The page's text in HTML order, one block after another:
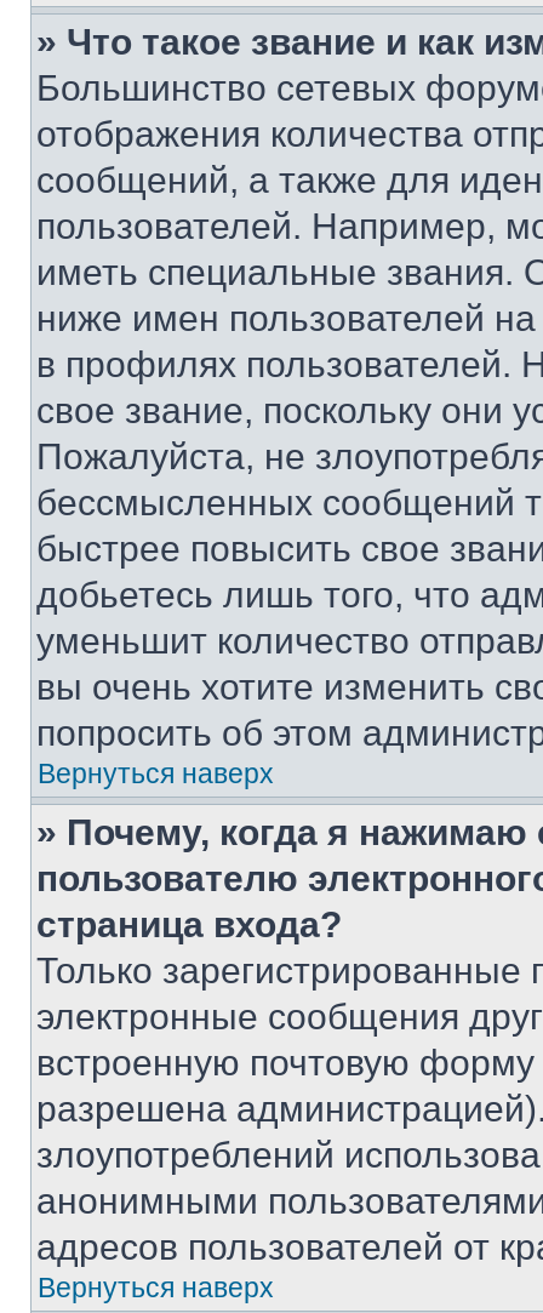
» Что такое звание и как
Большинство сетевых
отображения количества
сообщений, а также для
пользователей. Например,
иметь специальные звания.
ниже имен пользователей
в профилях
свое звание, поскольку они
Пожалуйста, не
бессмысленных сообщений
быстрее повысить свое
добьетесь лишь того, что
уменьшит количество
вы очень хотите изменить
попросить об этом
Вернуться наверх
» Почему, когда я нажимаю
пользователю
страница входа?
Только зарегистрированные
электронные сообщения
встроенную почтовую
разрешена
злоупотреблений
анонимными
адресов пользователей от
Вернуться наверх